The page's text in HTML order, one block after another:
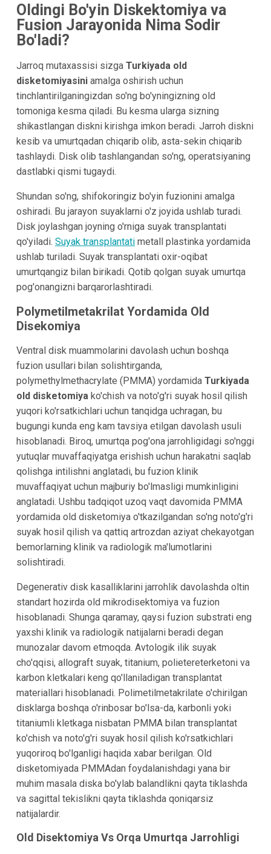
Oldingi Bo'yin Diskektomiya va
Fusion Jarayonida Nima Sodir
Bo'ladi?
Jarroq mutaxassisi sizga Turkiyada old
disketomiyasiniamalga oshirish uchun
tinchlantirilganingizdan so'ng bo'yningizning old
tomoniga kesma qiladi. Bu kesma ularga sizning
shikastlangan diskni kirishga imkon beradi. Jarroh diskni
kesib va umurtqadan chiqarib olib, asta-sekin chiqarib
tashlaydi. Disk olib tashlangandan so'ng, operatsiyaning
dastlabki qismi tugaydi.
Shundan so'ng, shifokoringiz bo'yin fuzionini amalga
oshiradi. Bu jarayon suyaklarni o'z joyida ushlab turadi.
Disk joylashgan joyning o'rniga suyak transplantati
qo'yiladi. Suyak transplantatimetall plastinka yordamida
ushlab turiladi. Suyak transplantati oxir-oqibat
umurtqangiz bilan birikadi. Qotib qolgan suyak umurtqa
pog'onangizni barqarorlashtiradi.
Polymetilmetakrilat Yordamida Old
Disekomiya
Ventral disk muammolarini davolash uchun boshqa
fuzion usullari bilan solishtirganda,
polymethylmethacrylate (PMMA) yordamida Turkiyada
old disketomiyako'chish va noto'g'ri suyak hosil qilish
yuqori ko'rsatkichlari uchun tanqidga uchragan, bu
bugungi kunda eng kam tavsiya etilgan davolash usuli
hisoblanadi. Biroq, umurtqa pog'ona jarrohligidagi so'nggi
yutuqlar muvaffaqiyatga erishish uchun harakatni saqlab
qolishga intilishni anglatadi, bu fuzion klinik
muvaffaqiyat uchun majburiy bo'lmasligi mumkinligini
anglatadi. Ushbu tadqiqot uzoq vaqt davomida PMMA
yordamida old disketomiya o'tkazilgandan so'ng noto'g'ri
suyak hosil qilish va qattiq artrozdan aziyat chekayotgan
bemorlarning klinik va radiologik ma'lumotlarini
solishtiradi.
Degenerativ disk kasalliklarini jarrohlik davolashda oltin
standart hozirda old mikrodisektomiya va fuzion
hisoblanadi. Shunga qaramay, qaysi fuzion substrati eng
yaxshi klinik va radiologik natijalarni beradi degan
munozalar davom etmoqda. Avtologik ilik suyak
cho'qqisi, allograft suyak, titanium, polietereterketoni va
karbon kletkalari keng qo'llaniladigan transplantat
materiallari hisoblanadi. Polimetilmetakrilate o'chirilgan
disklarga boshqa o'rinbosar bo'lsa-da, karbonli yoki
titaniumli kletkaga nisbatan PMMA bilan transplantat
ko'chish va noto'g'ri suyak hosil qilish ko'rsatkichlari
yuqoriroq bo'lganligi haqida xabar berilgan. Old
disketomiyada PMMAdan foydalanishdagi yana bir
muhim masala diska bo'ylab balandlikni qayta tiklashda
va sagittal tekislikni qayta tiklashda qoniqarsiz
natijalardir.
Old Disektomiya Vs Orqa Umurtqa Jarrohligi